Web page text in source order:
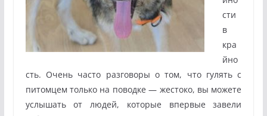
сти
в
кра
йно
сть. Очень часто разговоры о том, что гулять с
питомцем только на поводке — жестоко, вы можете
услышать от людей, которые впервые завели